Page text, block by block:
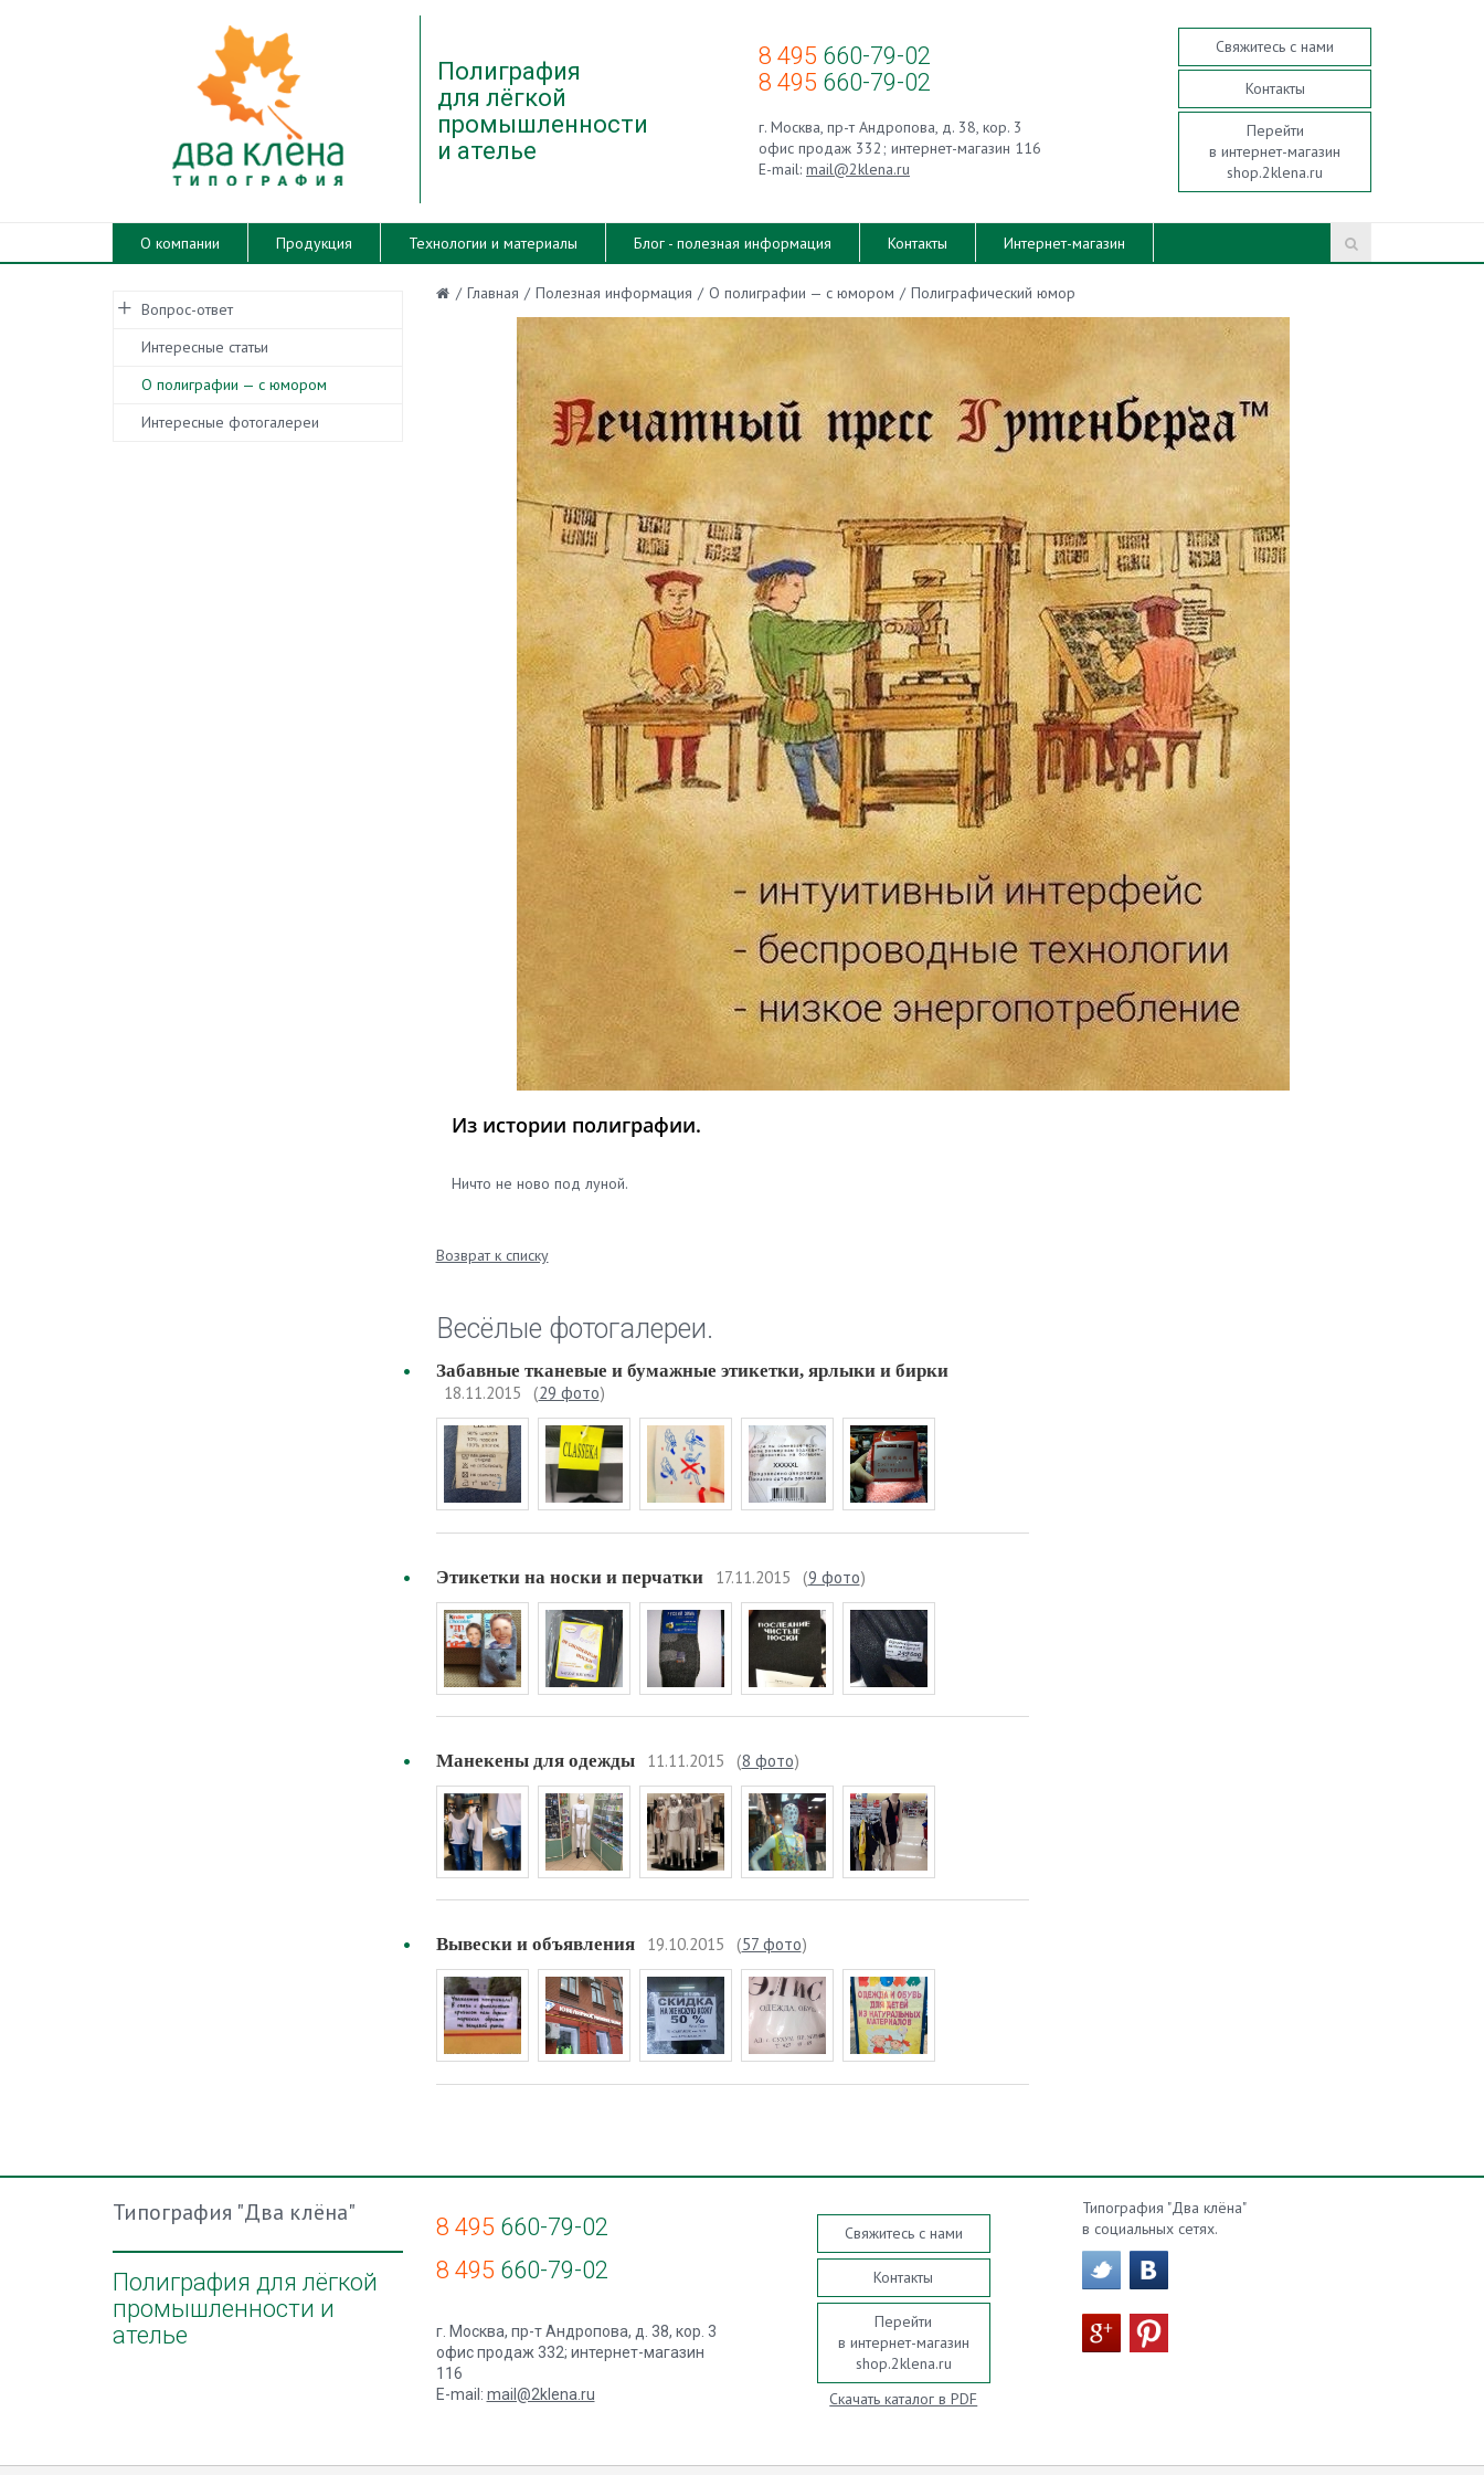
Полиграфия
для лёгкой
промышленности
и ателье
8 495 660-79-02
8 495 660-79-02
г. Москва, пр-т Андропова, д. 38, кор. 3
офис продаж 332; интернет-магазин 116
E-mail: mail@2klena.ru
Свяжитесь с нами
Контакты
Перейти
в интернет-магазин
shop.2klena.ru
О компании Продукция Технологии и материалы Блог - полезная информация Контакты Интернет-магазин
/ Главная / Полезная информация / О полиграфии — с юмором / Полиграфический юмор
Из истории полиграфии.
Ничто не ново под луной.
Возврат к списку
Весёлые фотогалереи.
Забавные тканевые и бумажные этикетки, ярлыки и бирки
18.11.2015 (29 фото)
Этикетки на носки и перчатки 17.11.2015 (9 фото)
Манекены для одежды 11.11.2015 (8 фото)
Вывески и объявления 19.10.2015 (57 фото)
Вопрос-ответ
Интересные статьи
О полиграфии — с юмором
Интересные фотогалереи
Типография "Два клёна"
Полиграфия для лёгкой
промышленности и
ателье
8 495 660-79-02
8 495 660-79-02
г. Москва, пр-т Андропова, д. 38, кор. 3
офис продаж 332; интернет-магазин
116
E-mail: mail@2klena.ru
Свяжитесь с нами
Контакты
Перейти
в интернет-магазин
shop.2klena.ru
Скачать каталог в PDF
Типография "Два клёна"
в социальных сетях.